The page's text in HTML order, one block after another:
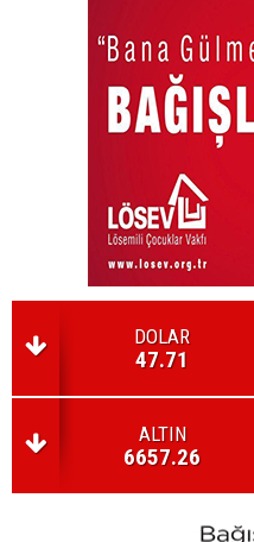
DOLAR
47.71
ALTIN
6657.26